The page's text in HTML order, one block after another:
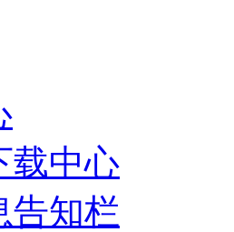
载中心
告知栏